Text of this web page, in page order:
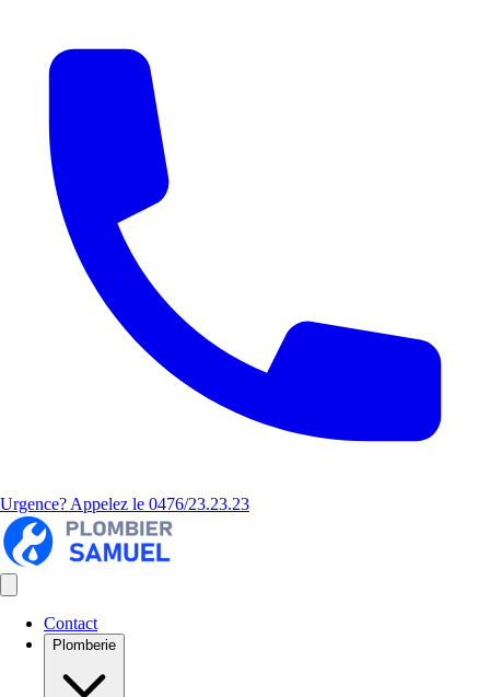
Urgence? Appelez le 0476/23.23.23
Contact
Plomberie